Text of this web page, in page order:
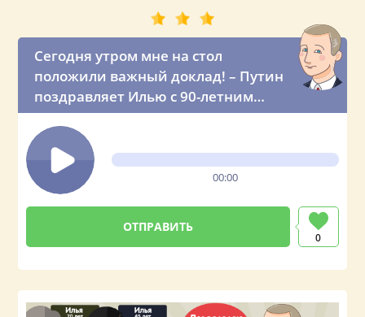
Сегодня утром мне на стол
положили важный доклад! – Путин
поздравляет Илью с 90-летним
юбилеем
00:00
0